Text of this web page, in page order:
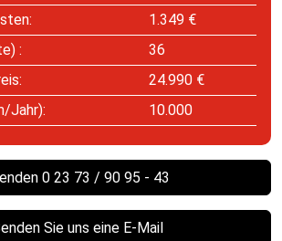
1.349 €
:
36
24.990 €
Jahr):
10.000
0 23 73 / 90 95 - 43
Sie uns eine E-Mail